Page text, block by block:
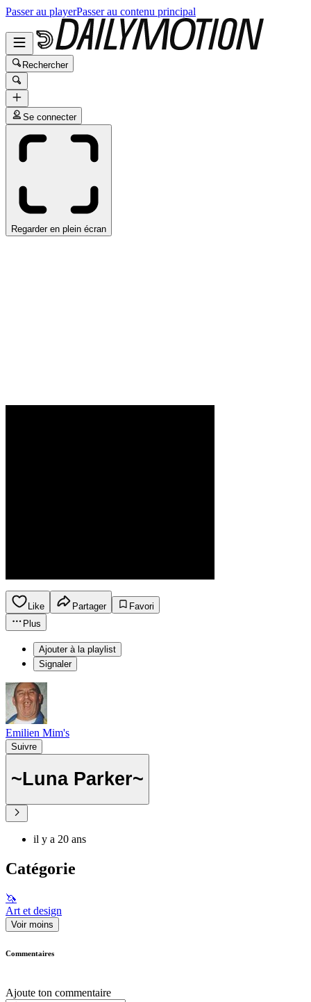
Passer au playerPasser au contenu principal
Rechercher
Se connecter
Regarder en plein écran
Like Partager
Favori
Plus
Ajouter à la playlist
Signaler
Emilien Mim's
Suivre
~Luna Parker~
il y a 20 ans
Catégorie
🦄
Art et design
Voir moins
Commentaires
Ajoute ton commentaire